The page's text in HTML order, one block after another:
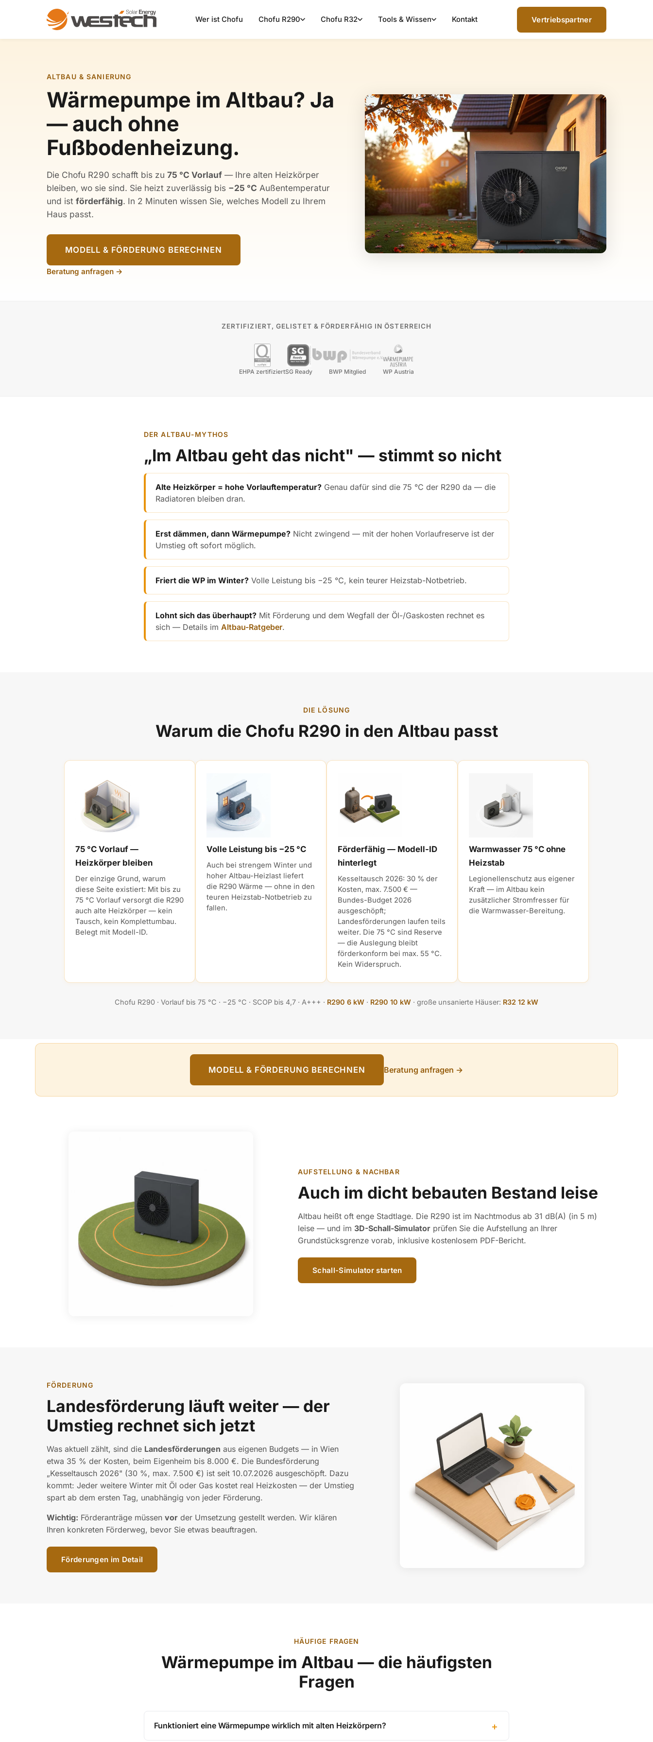
Wer ist Chofu Chofu R290 Chofu R32 Tools & Wissen Kontakt Vertriebspartner
ALTBAU & SANIERUNG
Wärmepumpe im Altbau? Ja
— auch ohne
Fußbodenheizung.
Die Chofu R290 schafft bis zu 75 °C Vorlauf — Ihre alten Heizkörper
bleiben, wo sie sind. Sie heizt zuverlässig bis −25 °C Außentemperatur
und ist förderfähig. In 2 Minuten wissen Sie, welches Modell zu Ihrem
Haus passt.
MODELL & FÖRDERUNG BERECHNEN
Beratung anfragen →
ZERTIFIZIERT, GELISTET & FÖRDERFÄHIG IN ÖSTERREICH
EHPA zertifiziertSG Ready BWP Mitglied WP Austria
DER ALTBAU-MYTHOS
„Im Altbau geht das nicht" — stimmt so nicht
Alte Heizkörper = hohe Vorlauftemperatur? Genau dafür sind die 75 °C der R290 da — die
Radiatoren bleiben dran.
Erst dämmen, dann Wärmepumpe? Nicht zwingend — mit der hohen Vorlaufreserve ist der
Umstieg oft sofort möglich.
Friert die WP im Winter? Volle Leistung bis −25 °C, kein teurer Heizstab-Notbetrieb.
Lohnt sich das überhaupt? Mit Förderung und dem Wegfall der Öl-/Gaskosten rechnet es
sich — Details im Altbau-Ratgeber.
DIE LÖSUNG
Warum die Chofu R290 in den Altbau passt
75 °C Vorlauf —
Heizkörper bleiben
Der einzige Grund, warum
diese Seite existiert: Mit bis zu
75 °C Vorlauf versorgt die R290
auch alte Heizkörper — kein
Tausch, kein Komplettumbau.
Belegt mit Modell-ID.
Volle Leistung bis −25 °C
Auch bei strengem Winter und
hoher Altbau-Heizlast liefert
die R290 Wärme — ohne in den
teuren Heizstab-Notbetrieb zu
fallen.
Förderfähig — Modell-ID
hinterlegt
Kesseltausch 2026: 30 % der
Kosten, max. 7.500 € —
Bundes-Budget 2026
ausgeschöpft;
Landesförderungen laufen teils
weiter. Die 75 °C sind Reserve
— die Auslegung bleibt
förderkonform bei max. 55 °C.
Kein Widerspruch.
Warmwasser 75 °C ohne
Heizstab
Legionellenschutz aus eigener
Kraft — im Altbau kein
zusätzlicher Stromfresser für
die Warmwasser-Bereitung.
Chofu R290 · Vorlauf bis 75 °C · −25 °C · SCOP bis 4,7 · A+++ · R290 6 kW · R290 10 kW · große unsanierte Häuser: R32 12 kW
MODELL & FÖRDERUNG BERECHNEN Beratung anfragen →
AUFSTELLUNG & NACHBAR
Auch im dicht bebauten Bestand leise
Altbau heißt oft enge Stadtlage. Die R290 ist im Nachtmodus ab 31 dB(A) (in 5 m)
leise — und im 3D-Schall-Simulator prüfen Sie die Aufstellung an Ihrer
Grundstücksgrenze vorab, inklusive kostenlosem PDF-Bericht.
Schall-Simulator starten
FÖRDERUNG
Landesförderung läuft weiter — der
Umstieg rechnet sich jetzt
Was aktuell zählt, sind die Landesförderungen aus eigenen Budgets — in Wien
etwa 35 % der Kosten, beim Eigenheim bis 8.000 €. Die Bundesförderung
„Kesseltausch 2026" (30 %, max. 7.500 €) ist seit 10.07.2026 ausgeschöpft. Dazu
kommt: Jeder weitere Winter mit Öl oder Gas kostet real Heizkosten — der Umstieg
spart ab dem ersten Tag, unabhängig von jeder Förderung.
Wichtig: Förderanträge müssen vor der Umsetzung gestellt werden. Wir klären
Ihren konkreten Förderweg, bevor Sie etwas beauftragen.
Förderungen im Detail
HÄUFIGE FRAGEN
Wärmepumpe im Altbau — die häufigsten
Fragen
Funktioniert eine Wärmepumpe wirklich mit alten Heizkörpern?